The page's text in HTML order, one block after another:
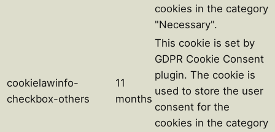
cookies in the category
"Necessary".
cookielawinfo-
checkbox-others
11
months
This cookie is set by
GDPR Cookie Consent
plugin. The cookie is
used to store the user
consent for the
cookies in the category